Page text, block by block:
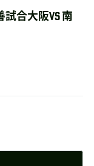
合大阪VS 南